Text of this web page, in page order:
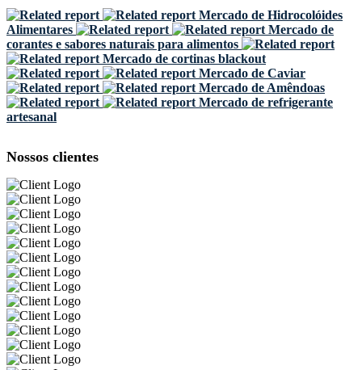
Mercado de Hidrocolóides
Alimentares
Mercado de
corantes e sabores naturais para alimentos
Mercado de cortinas blackout
Mercado de Caviar
Mercado de Amêndoas
Mercado de refrigerante
artesanal
Nossos clientes